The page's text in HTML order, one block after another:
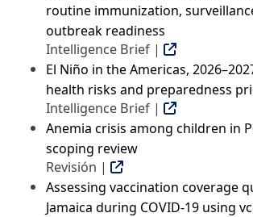
routine immunization,
outbreak readiness
Intelligence Brief |
El Niño in the Americas,
health risks and preparedness
Intelligence Brief |
Anemia crisis among children in
scoping review
Revisión |
Assessing vaccination coverage
Jamaica during COVID-19 using